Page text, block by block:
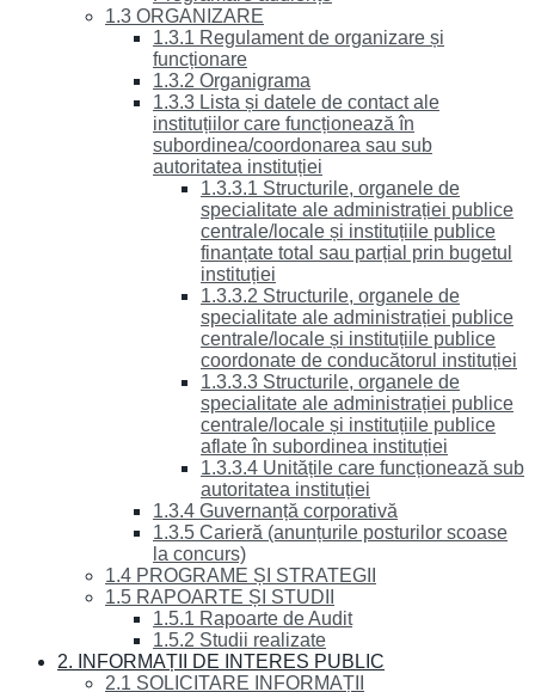
1.3 ORGANIZARE
1.3.1 Regulament de organizare și
funcționare
1.3.2 Organigrama
1.3.3 Lista și datele de contact ale
instituțiilor care funcționează în
subordinea/coordonarea sau sub
autoritatea instituției
1.3.3.1 Structurile, organele de
specialitate ale administrației publice
centrale/locale și instituțiile publice
finanțate total sau parțial prin bugetul
instituției
1.3.3.2 Structurile, organele de
specialitate ale administrației publice
centrale/locale și instituțiile publice
coordonate de conducătorul instituției
1.3.3.3 Structurile, organele de
specialitate ale administrației publice
centrale/locale și instituțiile publice
aflate în subordinea instituției
1.3.3.4 Unitățile care funcționează sub
autoritatea instituției
1.3.4 Guvernanță corporativă
1.3.5 Carieră (anunțurile posturilor scoase
la concurs)
1.4 PROGRAME ȘI STRATEGII
1.5 RAPOARTE ȘI STUDII
1.5.1 Rapoarte de Audit
1.5.2 Studii realizate
2. INFORMAȚII DE INTERES PUBLIC
2.1 SOLICITARE INFORMAȚII